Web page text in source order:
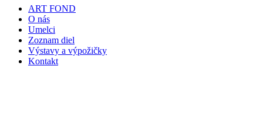
ART FOND
O nás
Umelci
Zoznam diel
Výstavy a výpožičky
Kontakt